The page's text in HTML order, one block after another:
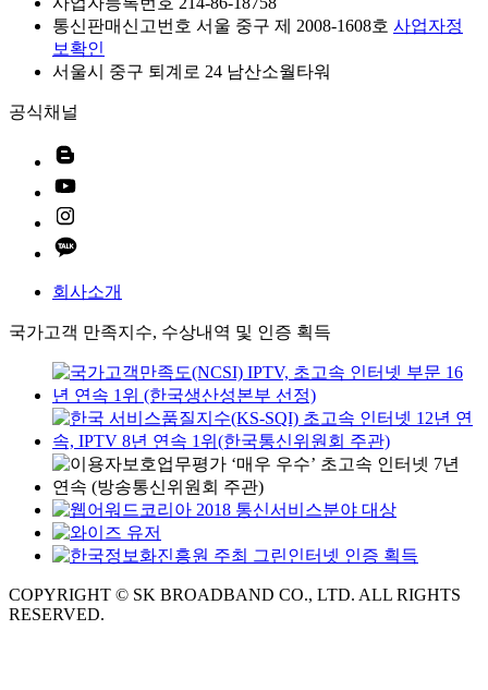
통신판매신고번호 서울 중구 제 2008-1608호 사업자정
보확인
서울시 중구 퇴계로 24 남산소월타워
공식채널
회사소개
국가고객 만족지수, 수상내역 및 인증 획득
COPYRIGHT © SK BROADBAND CO., LTD. ALL RIGHTS
RESERVED.